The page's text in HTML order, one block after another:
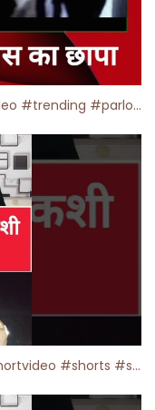
मसाज पार्लर पर पुलिस का छापा ! #viralvideo #trending #parlour
पुलिस और गौकशी आरोपियों में मुठभेड़ ! #shortvideo #shorts #shortsfeed